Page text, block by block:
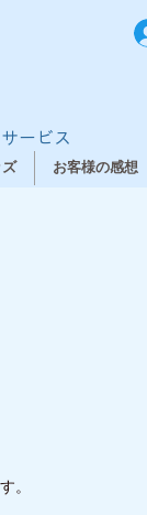
ービス
お客様の感想
。